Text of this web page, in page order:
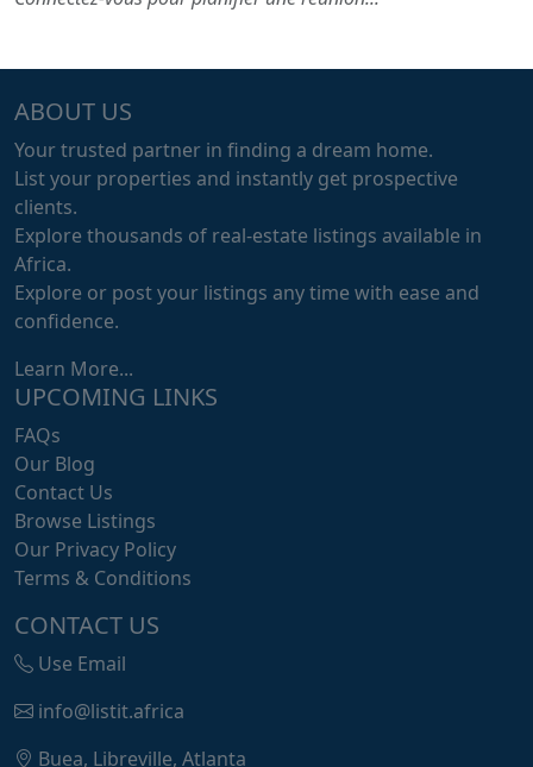
ABOUT US
Your trusted partner in finding a dream home.
List your properties and instantly get prospective
clients.
Explore thousands of real-estate listings available in
Africa.
Explore or post your listings any time with ease and
confidence.
Learn More...
UPCOMING LINKS
FAQs
Our Blog
Contact Us
Browse Listings
Our Privacy Policy
Terms & Conditions
CONTACT US
Use Email
info@listit.africa
Buea, Libreville, Atlanta